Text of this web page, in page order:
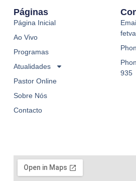
Páginas
Página Inicial
Ao Vivo
Programas
Atualidades
Pastor Online
Sobre Nós
Contacto
935